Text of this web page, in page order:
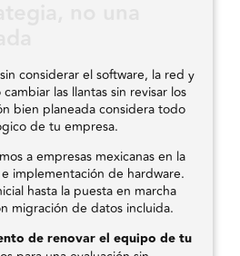
considerar el software, la red y
las llantas sin revisar los
bien planeada considera todo
de tu empresa.
a empresas mexicanas en la
implementación de hardware.
hasta la puesta en marcha
migración de datos incluida.
de renovar el equipo de tu